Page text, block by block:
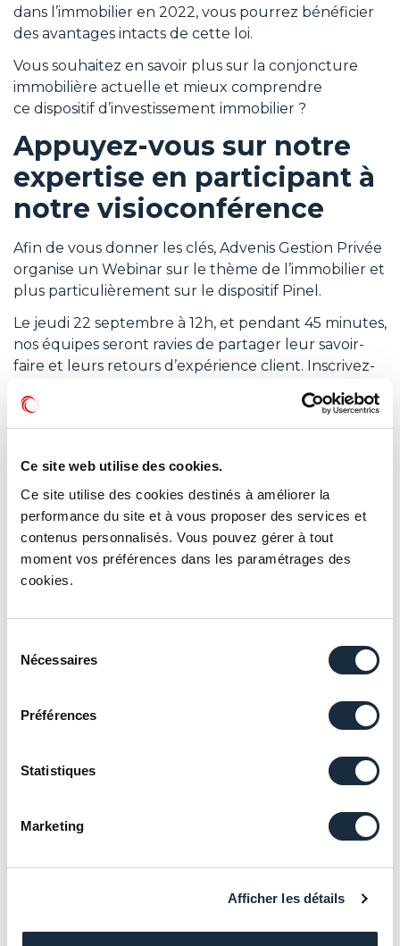
Ce site web utilise des cookies.
Ce site utilise des cookies destinés à améliorer la
performance du site et à vous proposer des services et
contenus personnalisés. Vous pouvez gérer à tout
moment vos préférences dans les paramétrages des
cookies.
Nécessaires
Préférences
Statistiques
Marketing
Afficher les détails
dans l’immobilier en 2022, vous pourrez bénéficier
des avantages intacts de cette loi.
Vous souhaitez en savoir plus sur la conjoncture
immobilière actuelle et mieux comprendre
ce dispositif d’investissement immobilier ?
Appuyez-vous sur notre
expertise en participant à
notre visioconférence
Afin de vous donner les clés, Advenis Gestion Privée
organise un Webinar sur le thème de l’immobilier et
plus particulièrement sur le dispositif Pinel.
Le jeudi 22 septembre à 12h, et pendant 45 minutes,
nos équipes seront ravies de partager leur savoir-
faire et leurs retours d’expérience client. Inscrivez-
Je m’inscris
A
Avec la participation des intervenants suivants :
Estelle Billi, Ingénieure Patrimoniale chez
Advenis Gestion Privée
Privée
Marie Eugène, Directrice régionale chez Advenis
Gestion Privée
Advenis Gestion Privée
Maîtriser votre
fiscalité,Webinaires
dispositif
Investissements Immobiliers,investissements
visioconférence,